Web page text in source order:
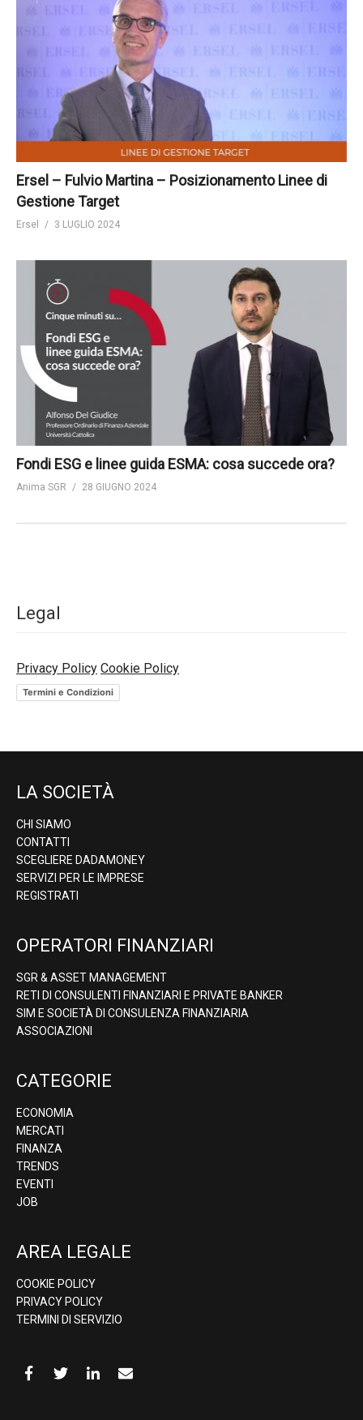
Ersel – Fulvio Martina – Posizionamento Linee di
Gestione Target
Ersel 3 LUGLIO 2024
Fondi ESG e linee guida ESMA: cosa succede ora?
Anima SGR 28 GIUGNO 2024
Legal
Privacy Policy Cookie Policy
Termini e Condizioni
LA SOCIETÀ
CHI SIAMO
CONTATTI
SCEGLIERE DADAMONEY
SERVIZI PER LE IMPRESE
REGISTRATI
OPERATORI FINANZIARI
SGR & ASSET MANAGEMENT
RETI DI CONSULENTI FINANZIARI E PRIVATE BANKER
SIM E SOCIETÀ DI CONSULENZA FINANZIARIA
ASSOCIAZIONI
CATEGORIE
ECONOMIA
MERCATI
FINANZA
TRENDS
EVENTI
JOB
AREA LEGALE
COOKIE POLICY
PRIVACY POLICY
TERMINI DI SERVIZIO